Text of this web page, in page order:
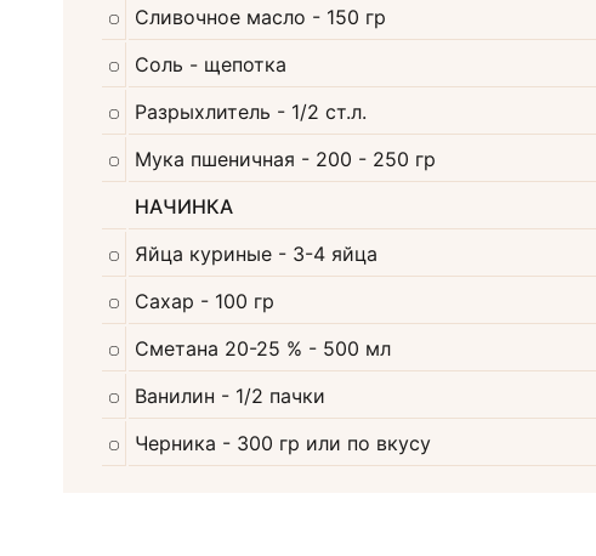
Сливочное масло - 150 гр
Соль - щепотка
Разрыхлитель - 1/2 ст.л.
Мука пшеничная - 200 - 250 гр
НАЧИНКА
Яйца куриные - 3-4 яйца
Сахар - 100 гр
Сметана 20-25 % - 500 мл
Ванилин - 1/2 пачки
Черника - 300 гр или по вкусу